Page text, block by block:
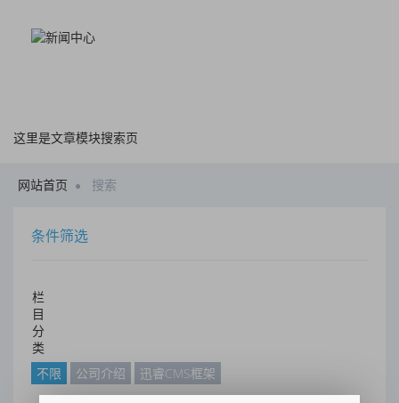
这里是文章模块搜索页
网站首页 搜索
条件筛选
栏
目
分
类
不限
公司介绍 迅睿CMS框架